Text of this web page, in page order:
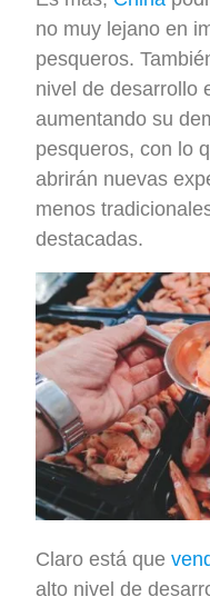
no muy lejano en
pesqueros.
nivel de desarrollo
aumentando su
pesqueros, con lo
abrirán nuevas
menos
destacadas.
Claro está que
alto nivel de